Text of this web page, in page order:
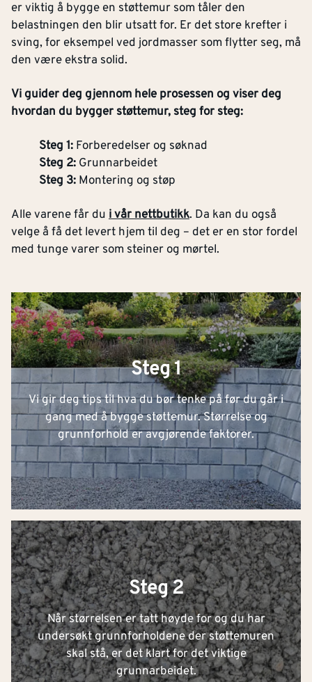
er viktig å bygge en støttemur som tåler den
belastningen den blir utsatt for. Er det store krefter i
sving, for eksempel ved jordmasser som flytter seg, må
den være ekstra solid.
Vi guider deg gjennom hele prosessen og viser deg
hvordan du bygger støttemur, steg for steg:
Steg 1: Forberedelser og søknad
Steg 2: Grunnarbeidet
Steg 3: Montering og støp
Alle varene får du i vår nettbutikk. Da kan du også
velge å få det levert hjem til deg – det er en stor fordel
med tunge varer som steiner og mørtel.
Steg 1
Vi gir deg tips til hva du bør tenke på før du går i
gang med å bygge støttemur. Størrelse og
grunnforhold er avgjørende faktorer.
Steg 2
Når størrelsen er tatt høyde for og du har
undersøkt grunnforholdene der støttemuren
skal stå, er det klart for det viktige
grunnarbeidet.